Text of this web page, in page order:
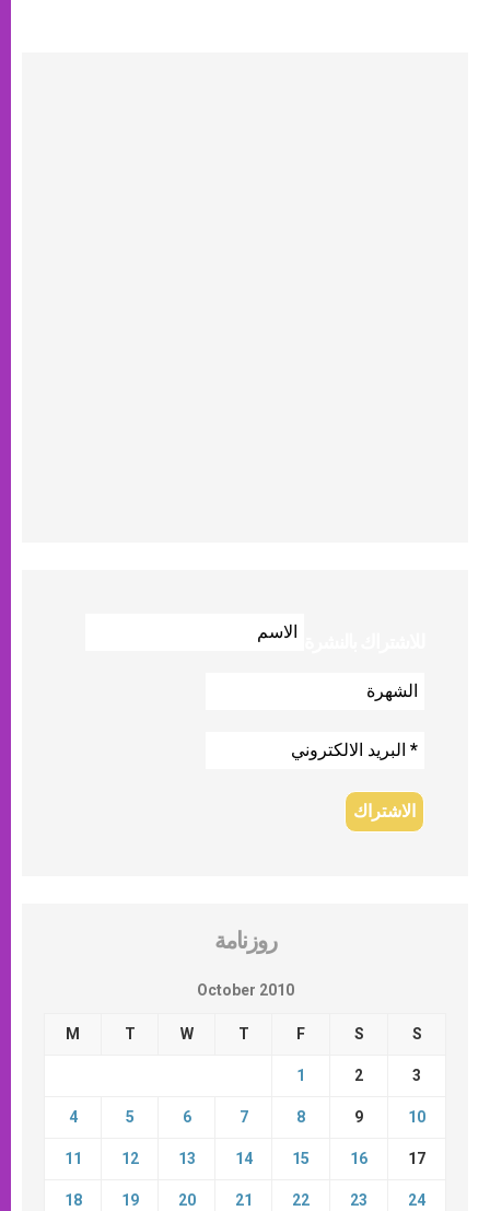
روزنامة
October 2010
M T W T F S S
1 2 3
4 5 6 7 8 9 10
11 12 13 14 15 16 17
18 19 20 21 22 23 24